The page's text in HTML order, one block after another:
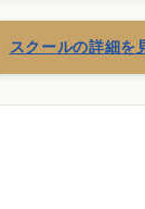
スクールの詳細を